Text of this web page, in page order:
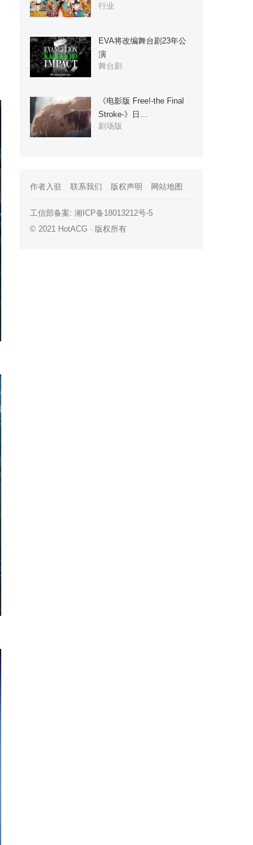
行业
EVA将改编舞台剧23年公
演
舞台剧
《电影版 Free!-the Final
Stroke-》日…
剧场版
作者入驻 联系我们 版权声明 网站地图
工信部备案: 湘ICP备18013212号-5
© 2021 HotACG · 版权所有